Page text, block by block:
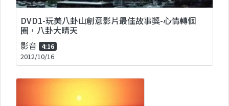
DVD1-玩美八卦山創意影片最佳故事獎-心情轉個
圈，八卦大晴天
影音 4:16
2012/10/16